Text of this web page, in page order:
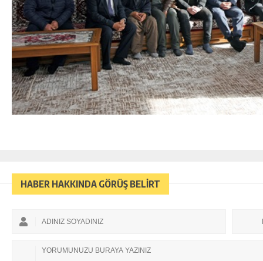
HABER HAKKINDA GÖRÜŞ BELİRT